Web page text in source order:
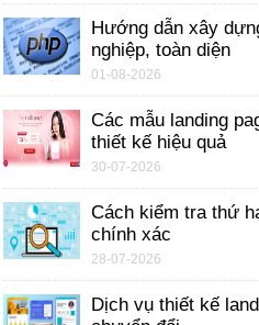
Hướng dẫn xây
nghiệp, toàn diện
01-08-2026
Các mẫu landing
thiết kế hiệu quả
30-07-2026
Cách kiểm tra thứ
chính xác
28-07-2026
Dịch vụ thiết kế